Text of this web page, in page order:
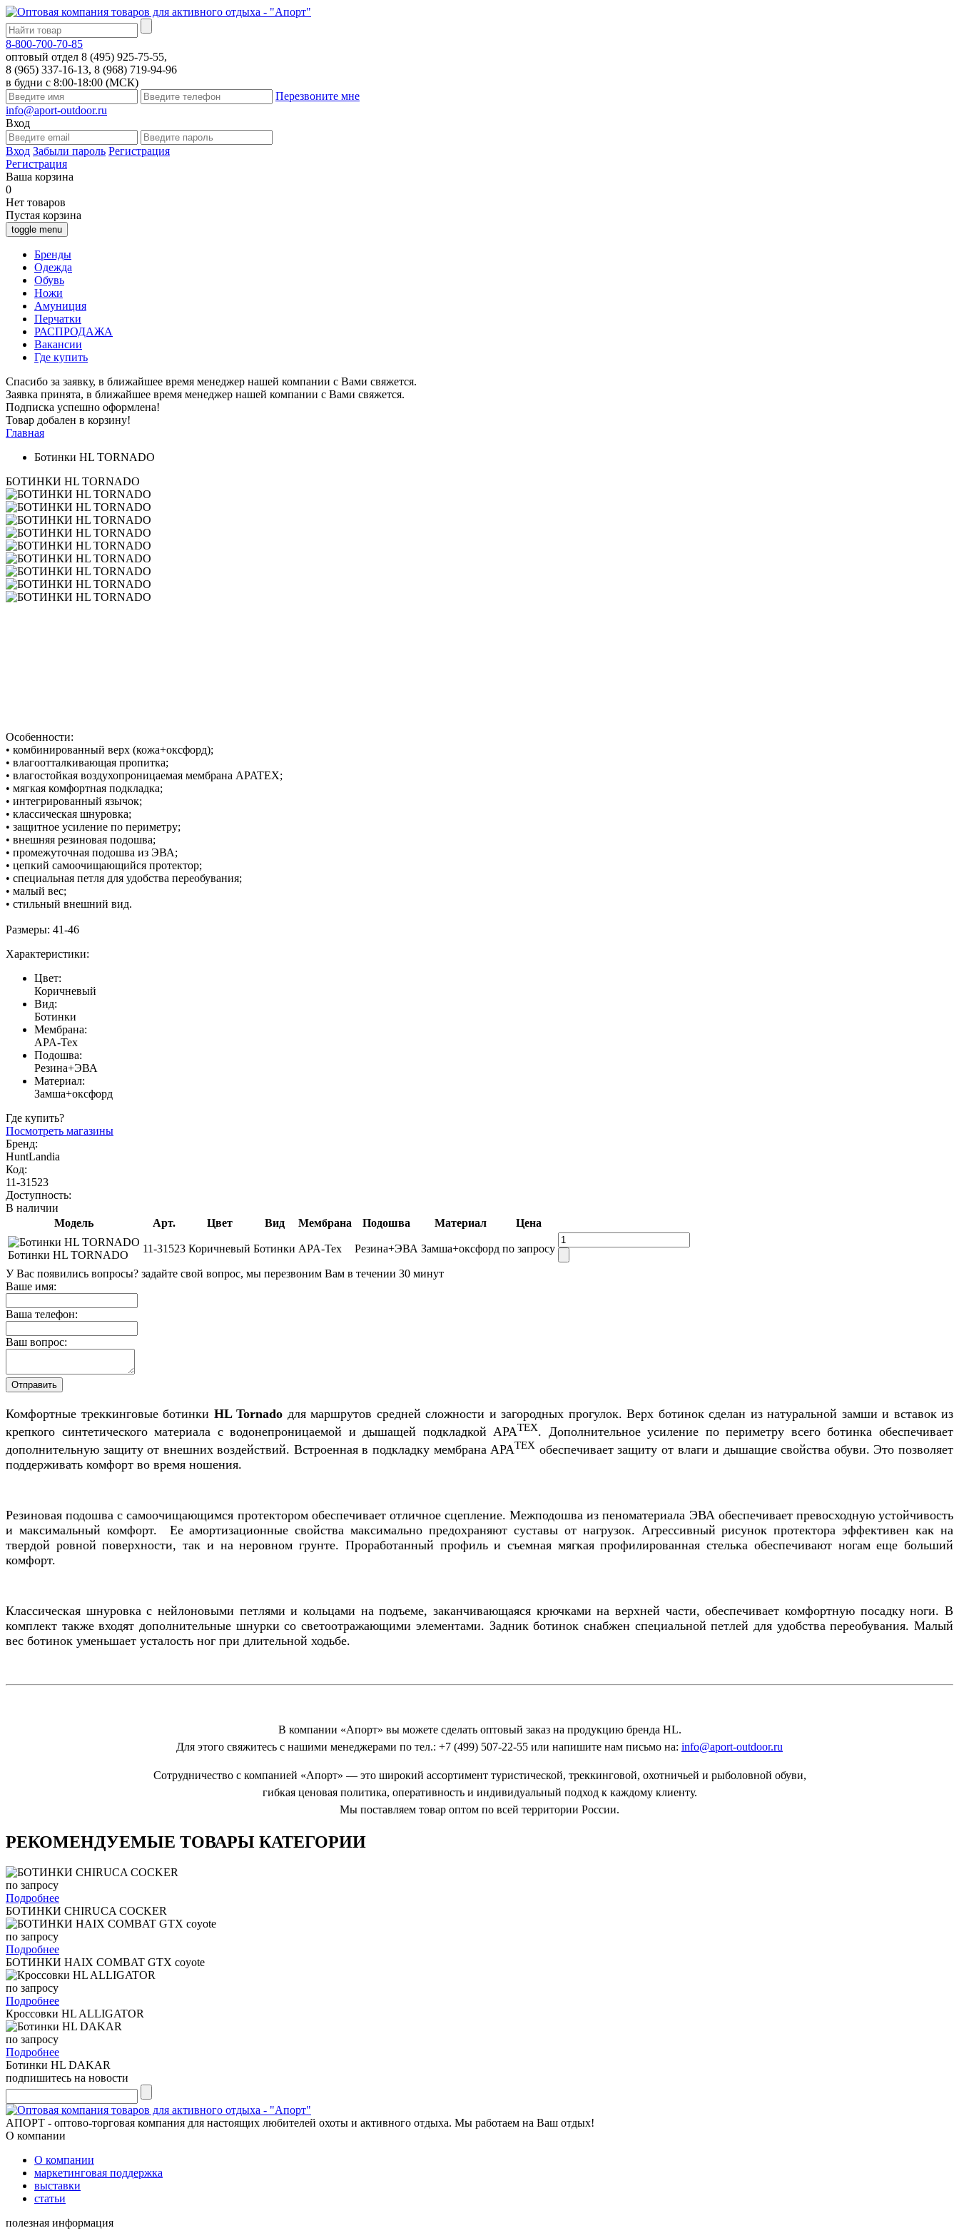
8-800-700-70-85
оптовый отдел 8 (495) 925-75-55,
8 (965) 337-16-13, 8 (968) 719-94-96
в будни с 8:00-18:00 (МСК)
Перезвоните мне
info@aport-outdoor.ru
Вход
Вход Забыли пароль Регистрация
Регистрация
Ваша корзина
0
Нет товаров
Пустая корзина
toggle menu
Бренды
Одежда
Обувь
Ножи
Амуниция
Перчатки
РАСПРОДАЖА
Вакансии
Где купить
Спасибо за заявку, в ближайшее время менеджер нашей компании с Вами свяжется.
Заявка принята, в ближайшее время менеджер нашей компании с Вами свяжется.
Подписка успешно оформлена!
Товар добален в корзину!
Главная
Ботинки HL TORNADO
БОТИНКИ HL TORNADO
Особенности:
• комбинированный верх (кожа+оксфорд);
• влагоотталкивающая пропитка;
• влагостойкая воздухопроницаемая мембрана APATEX;
• мягкая комфортная подкладка;
• интегрированный язычок;
• классическая шнуровка;
• защитное усиление по периметру;
• внешняя резиновая подошва;
• промежуточная подошва из ЭВА;
• цепкий самоочищающийся протектор;
• специальная петля для удобства переобувания;
• малый вес;
• стильный внешний вид.
Размеры: 41-46
Характеристики:
Цвет:
Коричневый
Вид:
Ботинки
Мембрана:
APA-Tex
Подошва:
Резина+ЭВА
Материал:
Замша+оксфорд
Где купить?
Посмотреть магазины
Бренд:
HuntLandia
Код:
11-31523
Доступность:
В наличии
Модель
Арт. Цвет Вид Мембрана Подошва Материал Цена
Ботинки HL TORNADO
11-31523 Коричневый Ботинки APA-Tex Резина+ЭВА Замша+оксфорд по запросу
У Вас появились вопросы? задайте свой вопрос, мы перезвоним Вам в течении 30 минут
Ваше имя:
Ваша телефон:
Ваш вопрос:
Комфортные треккинговые ботинки HL Tornado для маршрутов средней сложности и загородных прогулок. Верх ботинок сделан из натуральной замши и вставок из
крепкого синтетического материала с водонепроницаемой и дышащей подкладкой APATEX. Дополнительное усиление по периметру всего ботинка обеспечивает
дополнительную защиту от внешних воздействий. Встроенная в подкладку мембрана APATEX обеспечивает защиту от влаги и дышащие свойства обуви. Это позволяет
поддерживать комфорт во время ношения.
Резиновая подошва с самоочищающимся протектором обеспечивает отличное сцепление. Межподошва из пеноматериала ЭВА обеспечивает превосходную устойчивость
и максимальный комфорт. Ее амортизационные свойства максимально предохраняют суставы от нагрузок. Агрессивный рисунок протектора эффективен как на
твердой ровной поверхности, так и на неровном грунте. Проработанный профиль и съемная мягкая профилированная стелька обеспечивают ногам еще больший
комфорт.
Классическая шнуровка с нейлоновыми петлями и кольцами на подъеме, заканчивающаяся крючками на верхней части, обеспечивает комфортную посадку ноги. В
комплект также входят дополнительные шнурки со светоотражающими элементами. Задник ботинок снабжен специальной петлей для удобства переобувания. Малый
вес ботинок уменьшает усталость ног при длительной ходьбе.
В компании «Апорт» вы можете сделать оптовый заказ на продукцию бренда HL.
Для этого свяжитесь с нашими менеджерами по тел.: +7 (499) 507-22-55 или напишите нам письмо на: info@aport-outdoor.ru
Сотрудничество с компанией «Апорт» — это широкий ассортимент туристической, треккинговой, охотничьей и рыболовной обуви,
гибкая ценовая политика, оперативность и индивидуальный подход к каждому клиенту.
Мы поставляем товар оптом по всей территории России.
РЕКОМЕНДУЕМЫЕ ТОВАРЫ КАТЕГОРИИ
по запросу
Подробнее
БОТИНКИ CHIRUCA COCKER
по запросу
Подробнее
БОТИНКИ HAIX COMBAT GTX coyote
по запросу
Подробнее
Кроссовки HL ALLIGATOR
по запросу
Подробнее
Ботинки HL DAKAR
подпишитесь на новости
АПОРТ - оптово-торговая компания для настоящих любителей охоты и активного отдыха. Мы работаем на Ваш отдых!
О компании
О компании
маркетинговая поддержка
выставки
статьи
полезная информация